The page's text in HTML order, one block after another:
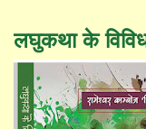
लघुकथा के